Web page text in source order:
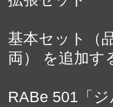
基本セット（
両） を追加す
RABe 501「